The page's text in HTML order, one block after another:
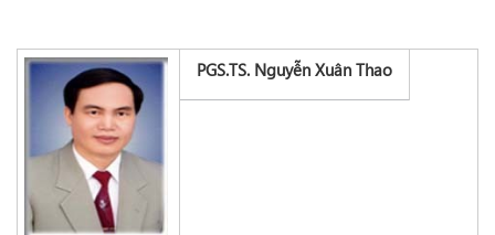
PGS.TS. Nguyễn Xuân Thao